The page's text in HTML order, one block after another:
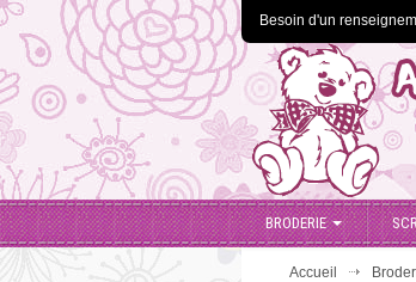
Besoin d'un
BRODERIE
Accueil